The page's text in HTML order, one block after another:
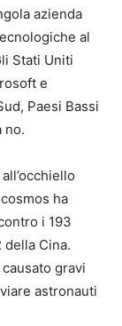
azienda
al
Stati Uniti
e
Paesi Bassi
no.
ha
i 193
della Cina.
gravi
astronauti